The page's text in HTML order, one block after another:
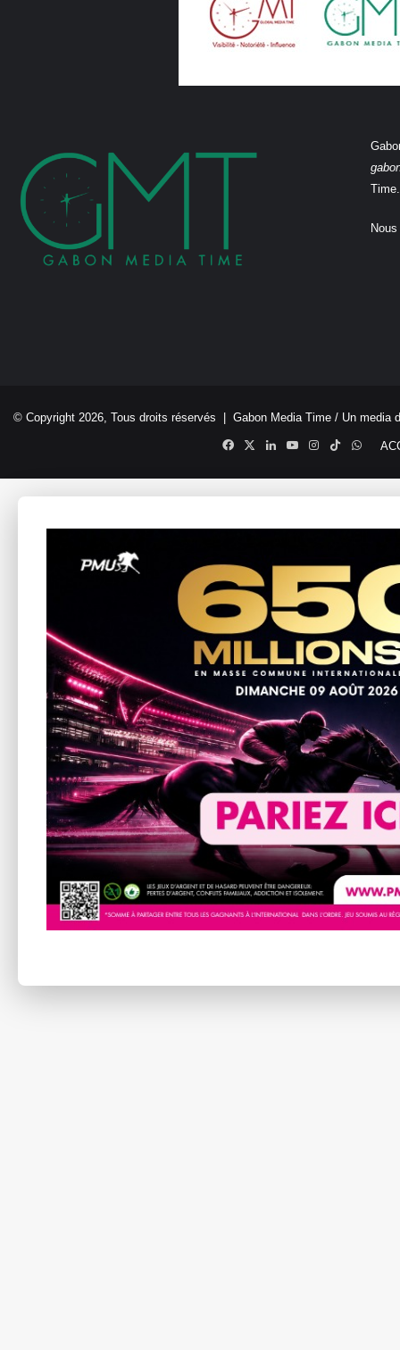
Time.
© Copyright 2026, Tous droits réservés | Gabon Media Time / Un media
Facebook
X LinkedinYouTubeInstagram
TikTok